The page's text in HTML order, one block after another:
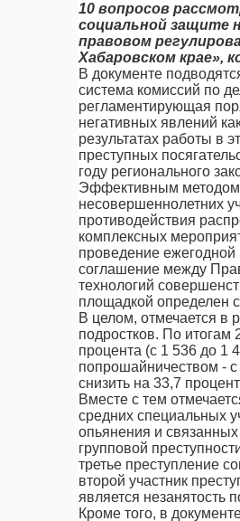
10 вопросов
социальной защите
правовом
Хабаровском крае»,
В документе
система комиссий по
регламентирующая
негативных явлений
результатах работы в
преступных
году регионального
Эффективным методом
несовершеннолетних
противодействия
комплексных
проведение
соглашение между
технологий
площадкой определен
В целом, отмечается в
подростков. По итогам
процента (с 1 536 до 1
попрошайничеством -
снизить на 33,7
Вместе с тем
средних специальных
опьянения и
групповой
третье преступление
второй участник
является незанятость
Кроме того, в